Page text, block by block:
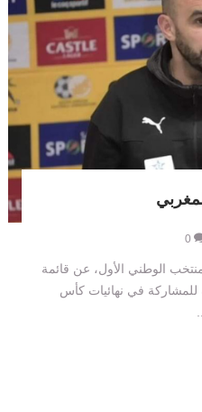
0
الوطني الأول، عن قائمة
للمشاركة في نهائيات كأس